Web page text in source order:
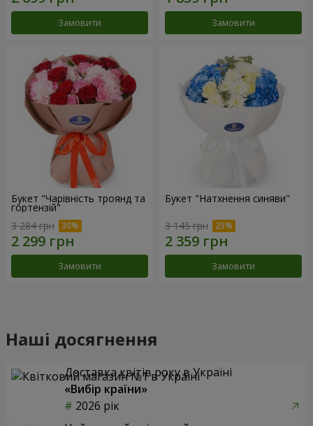
Замовити Замовити
Букет "Чарівність троянд та
гортензій"
3 284 грн
Замовити
Букет "Натхнення синяви"
3 145 грн
Замовити
Наші досягнення
Доставка квітів року в Україні
«Вибір країни»
2026 рік